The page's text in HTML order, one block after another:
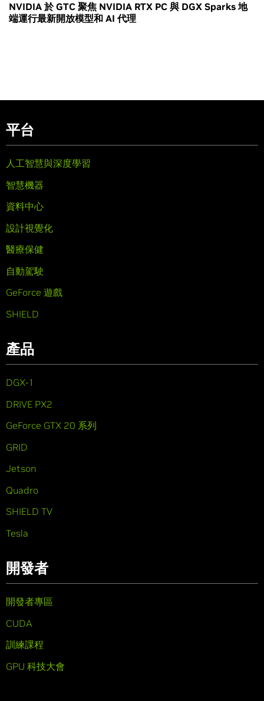
NVIDIA 於 GTC 聚焦 NVIDIA RTX PC 與 DGX Sparks 地
端運行最新開放模型和 AI 代理
平台
人工智慧與深度學習
智慧機器
資料中心
設計視覺化
醫療保健
自動駕駛
GeForce 遊戲
SHIELD
產品
DGX-1
DRIVE PX2
GeForce GTX 20 系列
GRID
Jetson
Quadro
SHIELD TV
Tesla
開發者
開發者專區
CUDA
訓練課程
GPU 科技大會